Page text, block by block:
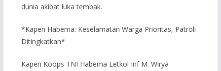
dunia akibat luka tembak.
*Kapen Habema: Keselamatan Warga Prioritas, Patroli
Ditingkatkan*
Kapen Koops TNI Habema Letkol Inf M. Wirya